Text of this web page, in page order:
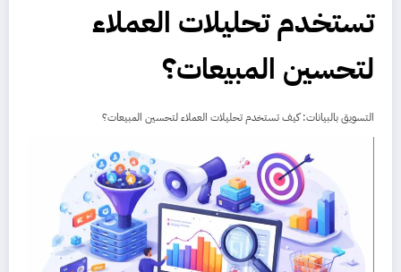
تستخدم تحليلات العملاء
لتحسين المبيعات؟
التسويق بالبيانات: كيف تستخدم تحليلات العملاء لتحسين المبيعات؟